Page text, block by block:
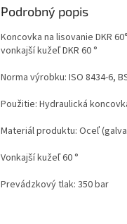
Podrobný popis
Koncovka na lisovanie DKR
vonkajší kužeľ DKR 60 °
Norma výrobku: ISO 8434-6,
Použitie: Hydraulická
Materiál produktu: Oceľ
Vonkajší kužeľ 60 °
Prevádzkový tlak: 350 bar